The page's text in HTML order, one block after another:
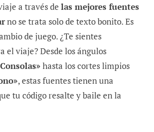
a través de las mejores fuentes
no se trata solo de texto bonito. Es
de juego. ¿Te sientes
el viaje? Desde los ángulos
hasta los cortes limpios
, estas fuentes tienen una
tu código resalte y baile en la